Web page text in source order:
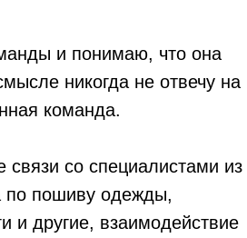
и понимаю, что она
никогда не отвечу на
команда.
со специалистами из
по пошиву одежды,
и другие, взаимодействие